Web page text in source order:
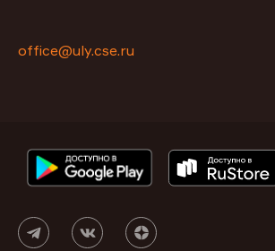
office@uly.cse.ru